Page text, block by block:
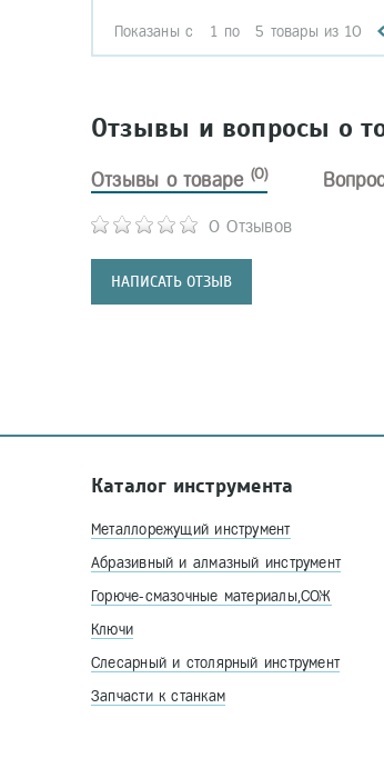
Показаны с 1 по 5 товары из 10
Отзывы и вопросы о
Отзывы о товаре (0)
0 Отзывов
НАПИСАТЬ ОТЗЫВ
Каталог инструмента
Металлорежущий инструмент
Абразивный и алмазный инструмент
Горюче-смазочные материалы,СОЖ
Ключи
Слесарный и столярный инструмент
Запчасти к станкам